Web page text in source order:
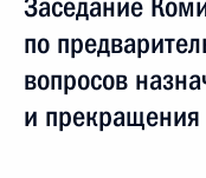
Заседание
по
вопросов
и